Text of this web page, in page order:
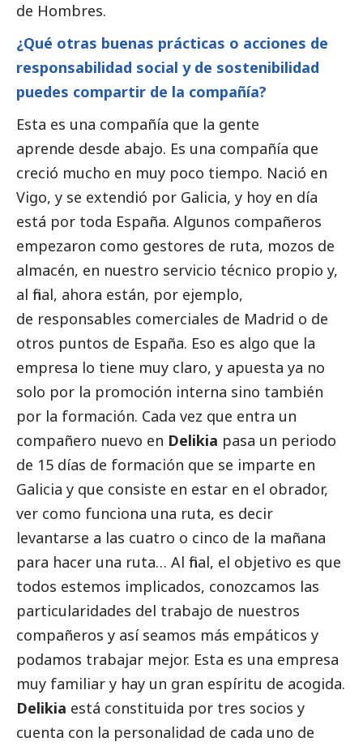
de Hombres.
¿Qué otras buenas prácticas o acciones de
responsabilidad social y de sostenibilidad
puedes compartir de la compañía?
Esta es una compañía que la gente
aprende desde abajo. Es una compañía que
creció mucho en muy poco tiempo. Nació en
Vigo, y se extendió por Galicia, y hoy en día
está por toda España. Algunos compañeros
empezaron como gestores de ruta, mozos de
almacén, en nuestro servicio técnico propio y,
al final, ahora están, por ejemplo,
de responsables comerciales de Madrid o de
otros puntos de España. Eso es algo que la
empresa lo tiene muy claro, y apuesta ya no
solo por la promoción interna sino también
por la formación. Cada vez que entra un
compañero nuevo en Delikia pasa un periodo
de 15 días de formación que se imparte en
Galicia y que consiste en estar en el obrador,
ver como funciona una ruta, es decir
levantarse a las cuatro o cinco de la mañana
para hacer una ruta… Al final, el objetivo es que
todos estemos implicados, conozcamos las
particularidades del trabajo de nuestros
compañeros y así seamos más empáticos y
podamos trabajar mejor. Esta es una empresa
muy familiar y hay un gran espíritu de acogida.
Delikia está constituida por tres socios y
cuenta con la personalidad de cada uno de